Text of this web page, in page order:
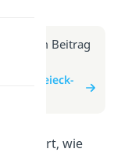
du im Beitrag
und Dreieck-
erklärt, wie